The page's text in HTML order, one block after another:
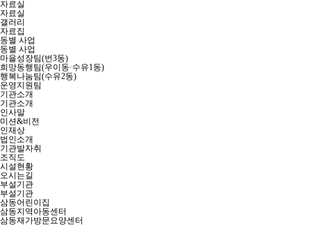
자료실
자료실
갤러리
자료집
동별 사업
동별 사업
마을성장팀(번3동)
희망동행팀(우이동·수유1동)
행복나눔팀(수유2동)
운영지원팀
기관소개
기관소개
인사말
미션&비전
인재상
법인소개
기관발자취
조직도
시설현황
오시는길
부설기관
부설기관
삼동어린이집
삼동지역아동센터
삼동재가방문요양센터